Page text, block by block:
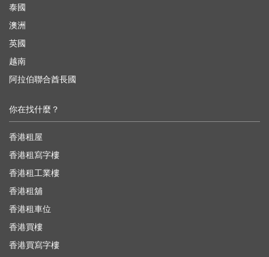
泰國
澳洲
英國
越南
阿拉伯聯合酋長國
你在找什麼？
香港租屋
香港租寫字樓
香港租工業樓
香港租舖
香港租車位
香港買樓
香港買寫字樓